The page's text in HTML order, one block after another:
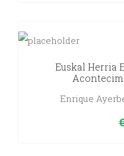
Euskal Herria
Enrique
€